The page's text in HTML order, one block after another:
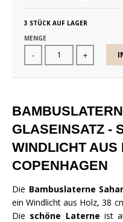
3 STÜCK AUF LAGER
MENGE
- +
GLASEINSATZ -
WINDLICHT AUS
COPENHAGEN
Die Bambuslaterne
ein Windlicht aus Holz, 38
Die schöne Laterne ist